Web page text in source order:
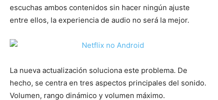
escuchas ambos contenidos sin hacer ningún ajuste
entre ellos, la experiencia de audio no será la mejor.
La nueva actualización soluciona este problema. De
hecho, se centra en tres aspectos principales del sonido.
Volumen, rango dinámico y volumen máximo.